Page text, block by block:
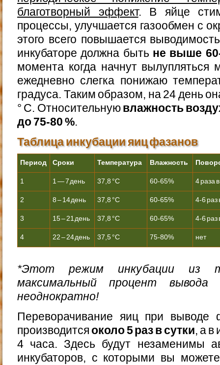
благотворный эффект. В яйце
процессы, улучшается газообмен с
этого всего повышается
инкубаторе должна быть не выше
момента когда начнут вылупляться
ежедневно слегка понижаю
градуса. Таким образом, на 24 день
° С. Относительнуювлажность
до 75-80 %.
Таблица инкубации яиц фазанов
Период Сроки Температура Влажность
1 1 — 7 день 37,8 °С 60-65% 4 раза
2 8 – 14 день 37,8 °С 60-65% 4-6 раз
3 15 – 21 день 37,8 °С 60-65% 4-6 раз
4 22 – 24 день 37,5 °С 75-80% нет
*Этот режим инкубации из
максимальный процент вывода
неоднократно!
Переворачивание яиц при выводе
производится около 5 раз в сутки, а
4 часа. Здесь будут незаменимы
инкубаторов, с которыми вы